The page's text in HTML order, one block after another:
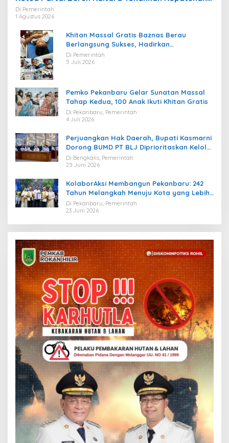
Regulasi
Di Pemerintah
1 Agustus 2026
Khitan Massal Gratis Baznas Berau
Berlangsung Sukses, Hadirkan
Kebahagiaan bagi Puluhan Anak
Di Pemerintah
5 Juli 2026
Pemko Pekanbaru Gelar Sunatan Massal
Tahap Kedua, 100 Anak Ikuti Khitan Gratis
Di Pekanbaru, Pemerintah
4 Juli 2026
Perjuangkan Hak Daerah, Bupati Kasmarni
Dorong BUMD PT BLJ Diprioritaskan Kelola
Migas
Di Bengkalis, Pemerintah
25 Juni 2026
KolaborAksi Membangun Pekanbaru: 242
Tahun Melangkah Menuju Kota yang Lebih
Maju
Di Pekanbaru, Pemerintah
23 Juni 2026